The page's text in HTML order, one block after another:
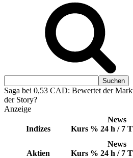
Saga bei 0,53 CAD: Bewertet der
der Story?
Anzeige
Indizes Kurs %
News
24 h / 7 T
Aktien Kurs %
News
24 h / 7 T